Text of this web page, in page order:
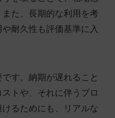
た、長期的な利用を考
耐久性も評価基準に入
す。納期が遅れること
トや、それに伴うプロ
るためにも、リアルな